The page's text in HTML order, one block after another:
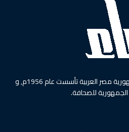
هي أول جريدة مسائية في جمهورية مصر العربية تأسست عام 1956م, و
للصحافة.